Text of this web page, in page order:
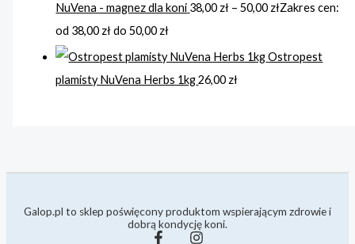
NuVena - magnez dla koni 38,00 zł – 50,00 złZakres cen:
od 38,00 zł do 50,00 zł
Ostropest
plamisty NuVena Herbs 1kg 26,00 zł
Galop.pl to sklep poświęcony produktom wspierającym zdrowie i
dobrą kondycję koni.